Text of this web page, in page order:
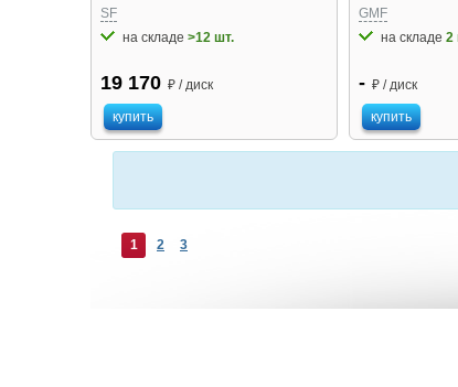
SF
на складе >12 шт.
19 170 ₽ / диск
купить
GMF
на складе 2
- ₽ / диск
купить
1 2 3